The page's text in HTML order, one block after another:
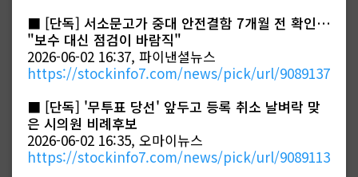
■ [단독] 서소문고가 중대 안전결함 7개월 전 확인…
"보수 대신 점검이 바람직"
2026-06-02 16:37, 파이낸셜뉴스
https://stockinfo7.com/news/pick/url/9089137
■ [단독] '무투표 당선' 앞두고 등록 취소 날벼락 맞
은 시의원 비례후보
2026-06-02 16:35, 오마이뉴스
https://stockinfo7.com/news/pick/url/9089113